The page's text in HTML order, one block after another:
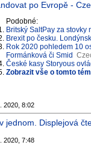
po Evropě -
Podobné:
Britský SaltPay za
Brexit po česku.
Rok 2020 pohledem 10
Formánková či Smid
České kasy Storyous
Zobrazit vše o tomto
2020, 8:02
jednom. Displejová
2020, 7:48